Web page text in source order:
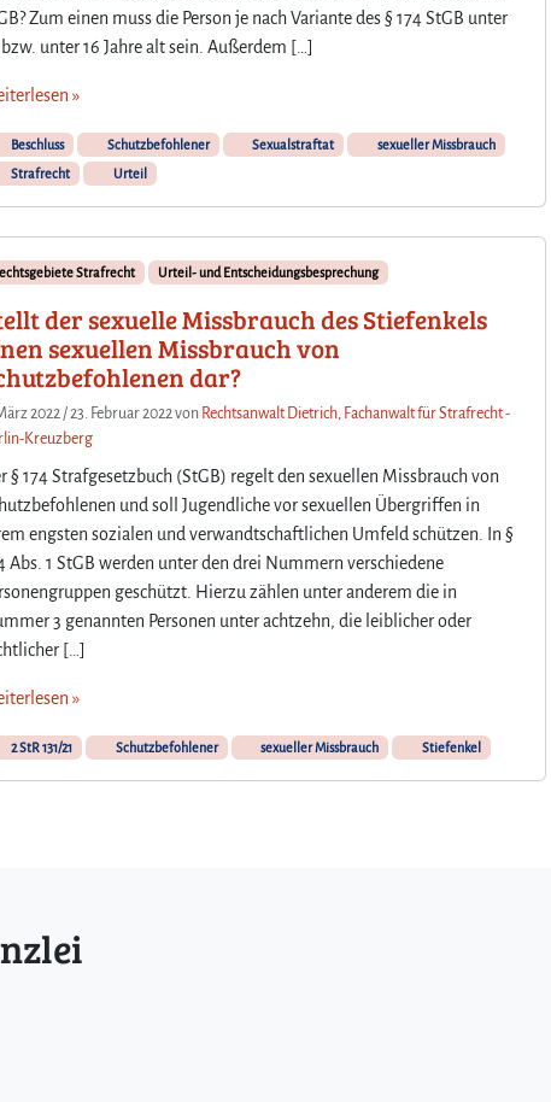
Zum einen muss die Person je nach Variante des § 174 StGB unter
bzw. unter 16 Jahre alt sein. Außerdem […]
»
Beschluss Schutzbefohlener Sexualstraftat
sexueller Missbrauch
Strafrecht
Urteil
Strafrecht Urteil- und Entscheidungsbesprechung
der sexuelle Missbrauch des Stiefenkels
sexuellen Missbrauch von
dar?
2022 /23. Februar 2022von Rechtsanwalt Dietrich, Fachanwalt für Strafrecht -
Kreuzberg
§ 174 Strafgesetzbuch (StGB) regelt den sexuellen Missbrauch von
und soll Jugendliche vor sexuellen Übergriffen in
engsten sozialen und verwandtschaftlichen Umfeld schützen. In §
Abs. 1 StGB werden unter den drei Nummern verschiedene
geschützt. Hierzu zählen unter anderem die in
3 genannten Personen unter achtzehn, die leiblicher oder
[…]
»
2 StR 131/21 Schutzbefohlener sexueller Missbrauch Stiefenkel